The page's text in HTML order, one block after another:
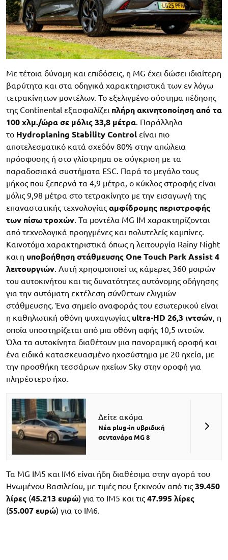
Με τέτοια δύναμη και επιδόσεις, η MG έχει δώσει ιδιαίτερη
βαρύτητα και στα οδηγικά χαρακτηριστικά των εν λόγω
τετρακίνητων μοντέλων. Το εξελιγμένο σύστημα πέδησης
της Continental εξασφαλίζει πλήρη ακινητοποίηση από τα
100 χλμ./ώρα σε μόλις 33,8 μέτρα. Παράλληλα
το Hydroplaning Stability Control είναι πιο
αποτελεσματικό κατά σχεδόν 80% στην απώλεια
πρόσφυσης ή στο γλίστρημα σε σύγκριση με τα
παραδοσιακά συστήματα ESC. Παρά το μεγάλο τους
μήκος που ξεπερνά τα 4,9 μέτρα, ο κύκλος στροφής είναι
μόλις 9,98 μέτρα στο τετρακίνητο με την εισαγωγή της
επαναστατικής τεχνολογίας αμφίδρομης περιστροφής
των πίσω τροχών. Τα μοντέλα MG IM χαρακτηρίζονται
από τεχνολογικά προηγμένες και πολυτελείς καμπίνες.
Καινοτόμα χαρακτηριστικά όπως η λειτουργία Rainy Night
και η υποβοήθηση στάθμευσης One Touch Park Assist 4
λειτουργιών. Αυτή χρησιμοποιεί τις κάμερες 360 μοιρών
του αυτοκινήτου και τις δυνατότητες αυτόνομης οδήγησης
για την αυτόματη εκτέλεση σύνθετων ελιγμών
στάθμευσης. Ένα σημείο αναφοράς του εσωτερικού είναι
η καθηλωτική οθόνη ψυχαγωγίας ultra-HD 26,3 ιντσών, η
οποία υποστηρίζεται από μια οθόνη αφής 10,5 ιντσών.
Όλα τα αυτοκίνητα διαθέτουν μια πανοραμική οροφή και
ένα ειδικά κατασκευασμένο ηχοσύστημα με 20 ηχεία, με
την προσθήκη τεσσάρων ηχείων Sky στην οροφή για
πληρέστερο ήχο.
Δείτε ακόμα
Νέα plug-in υβριδική
σεντανάρα MG 8
Τα MG IM5 και IM6 είναι ήδη διαθέσιμα στην αγορά του
Ηνωμένου Βασιλείου, με τιμές που ξεκινούν από τις 39.450
λίρες (45.213 ευρώ) για το IM5 και τις 47.995 λίρες
(55.007 ευρώ) για το IM6.